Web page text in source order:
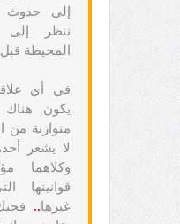
إلى
ننظر إلى
المحيطة
في أي
يكون هناك
متوازنة من
لا يشعر
وكلاهما
قوانينها
غيرها..